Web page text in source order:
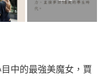
中的最強美魔女，賈